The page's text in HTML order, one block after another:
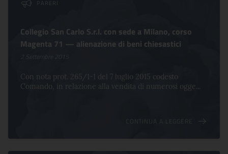
PARERI
Collegio San Carlo S.r.l. con sede a Milano, corso
Magenta 71 — alienazione di beni chiesastici
Con nota prot. 265/1-1 del 7 luglio 2015 codesto
Comando, in relazione alla vendita di numerosi ogge...
CONTINUA A LEGGERE